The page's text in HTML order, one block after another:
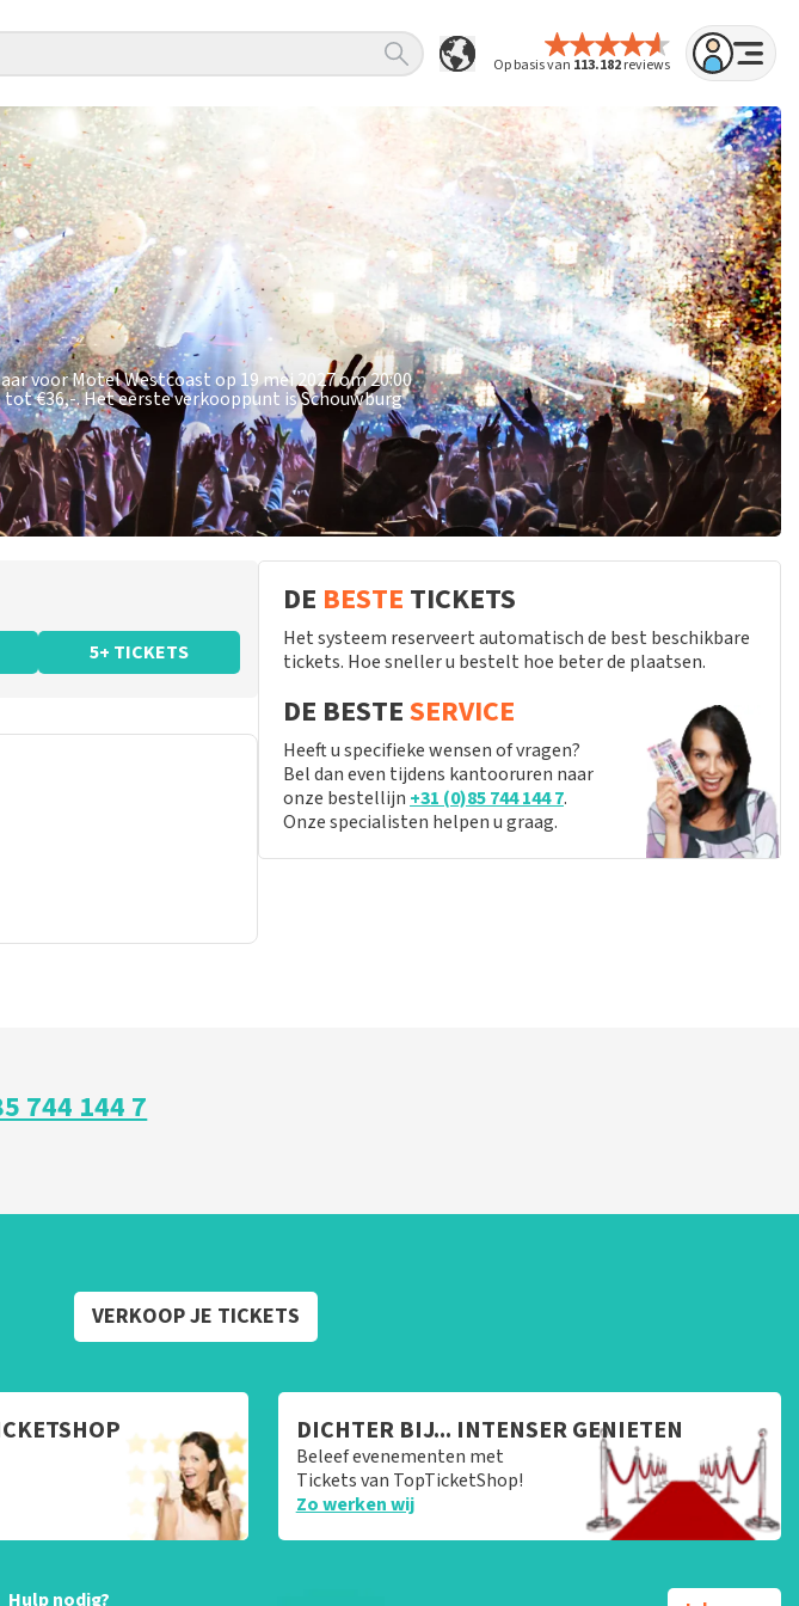
Op basis van 113.182reviews
voor Motel Westcoast op 19 mei 2027 om 20:00
tot €36,-. Het eerste verkooppunt is Schouwburg
5+ TICKETS
DE BESTE TICKETS
Het systeem reserveert automatisch de best beschikbare
tickets. Hoe sneller u bestelt hoe beter de plaatsen.
DE BESTESERVICE
Heeft u specifieke wensen of vragen?
Bel dan even tijdens kantooruren naar
onze bestellijn +31 (0)85 744 144 7.
Onze specialisten helpen u graag.
744 144 7
VERKOOP JE TICKETS
DICHTER BIJ... INTENSER GENIETEN
Beleef evenementen met
Tickets van TopTicketShop!
Zo werken wij
Hulp nodig?